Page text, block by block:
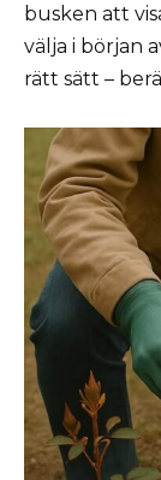
busken att
välja i början
rätt sätt –